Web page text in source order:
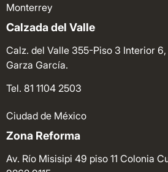
Monterrey
Calzada del Valle
Calz. del Valle 355-Piso 3 Interior
Garza García.
Tel. 81 1104 2503
Ciudad de México
Zona Reforma
Av. Río Misisipi 49 piso 11 Colonia